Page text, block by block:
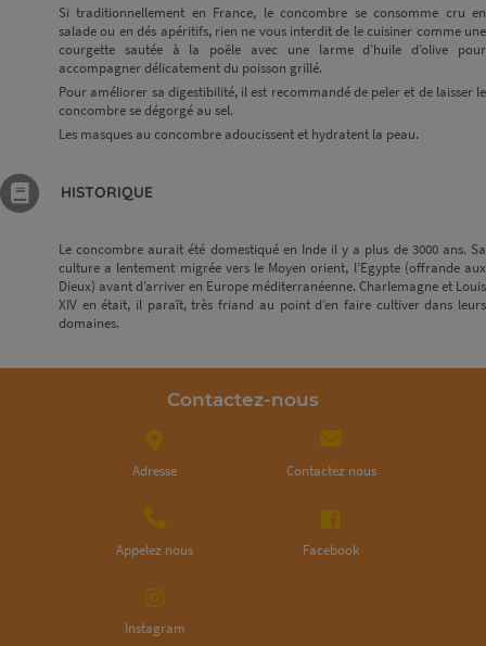
Si traditionnellement en France, le concombre se consomme cru en
salade ou en dés apéritifs, rien ne vous interdit de le cuisiner comme une
courgette sautée à la poêle avec une larme d’huile d’olive pour
accompagner délicatement du poisson grillé.
Pour améliorer sa digestibilité, il est recommandé de peler et de laisser le
concombre se dégorgé au sel.
Les masques au concombre adoucissent et hydratent la peau.
HISTORIQUE
Le concombre aurait été domestiqué en Inde il y a plus de 3000 ans. Sa
culture a lentement migrée vers le Moyen orient, l’Egypte (offrande aux
Dieux) avant d’arriver en Europe méditerranéenne. Charlemagne et Louis
XIV en était, il paraît, très friand au point d’en faire cultiver dans leurs
domaines.
Contactez-nous
Adresse Contactez nous
Appelez nous Facebook
Instagram